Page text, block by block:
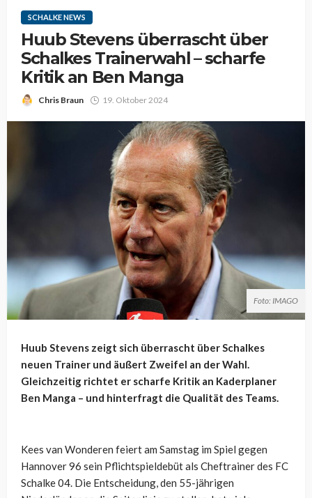
SCHALKE NEWS
Huub Stevens überrascht über
Schalkes Trainerwahl – scharfe
Kritik an Ben Manga
Chris Braun 19. Oktober 2024
Foto: IMAGO
Huub Stevens zeigt sich überrascht über Schalkes
neuen Trainer und äußert Zweifel an der Wahl.
Gleichzeitig richtet er scharfe Kritik an Kaderplaner
Ben Manga – und hinterfragt die Qualität des Teams.
Kees van Wonderen feiert am Samstag im Spiel gegen
Hannover 96 sein Pflichtspieldebüt als Cheftrainer des FC
Schalke 04. Die Entscheidung, den 55-jährigen